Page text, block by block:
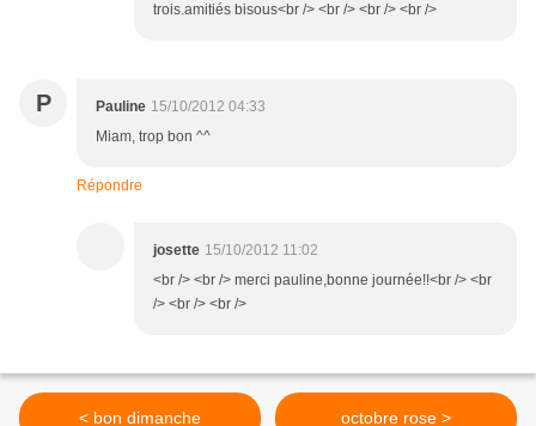
trois.amitiés bisous<br /> <br /> <br /> <br />
P Pauline 15/10/2012 04:33
Miam, trop bon ^^
Répondre
josette 15/10/2012 11:02
<br /> <br /> merci pauline,bonne journée!!<br /> <br
/> <br /> <br />
< bon dimanche octobre rose >